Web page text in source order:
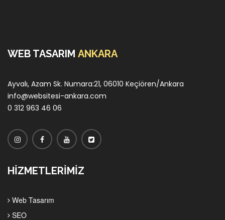
WEB TASARIM ANKARA
Ayvalı, Azam Sk. Numara:21, 06010 Keçiören/Ankara
info@websitesi-ankara.com
0 312 963 46 06
HİZMETLERİMİZ
Web Tasarım
SEO